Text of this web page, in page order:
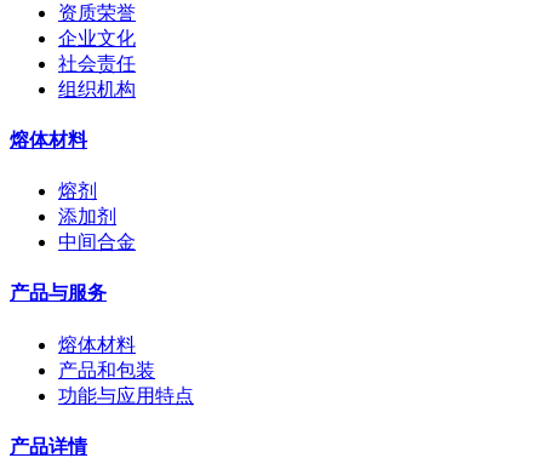
资质荣誉
企业文化
社会责任
组织机构
熔体材料
熔剂
添加剂
中间合金
产品与服务
熔体材料
产品和包装
功能与应用特点
产品详情